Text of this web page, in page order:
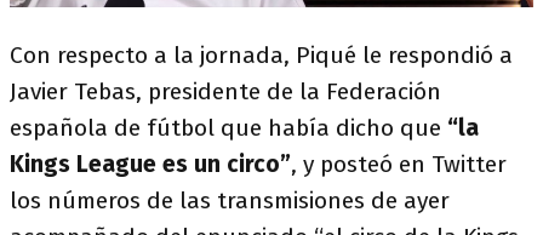
Con respecto a la jornada, Piqué le respondió a
Javier Tebas, presidente de la Federación
española de fútbol que había dicho que “la
Kings League es un circo”, y posteó en Twitter
los números de las transmisiones de ayer